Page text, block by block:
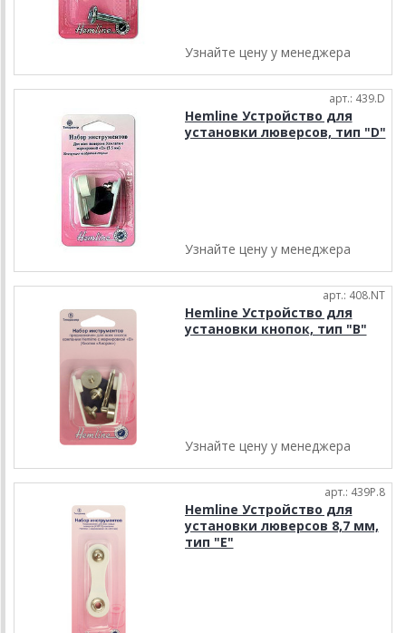
Узнайте цену у менеджера
арт.: 439.D
Hemline Устройство для
установки люверсов, тип "D"
Узнайте цену у менеджера
арт.: 408.NT
Hemline Устройство для
установки кнопок, тип "B"
Узнайте цену у менеджера
арт.: 439P.8
Hemline Устройство для
установки люверсов 8,7 мм,
тип "Е"